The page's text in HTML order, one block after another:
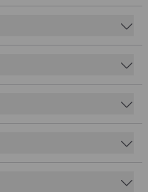
Typ FD besitzt
und
eine
begrenzt werden.
weiß